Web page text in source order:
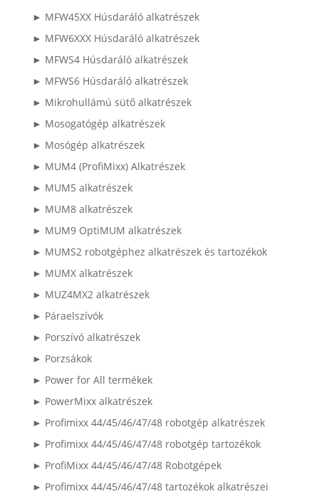
► MFW45XX Húsdaráló alkatrészek
► MFW6XXX Húsdaráló alkatrészek
► MFWS4 Húsdaráló alkatrészek
► MFWS6 Húsdaráló alkatrészek
► Mikrohullámú sütő alkatrészek
► Mosogatógép alkatrészek
► Mosógép alkatrészek
► MUM4 (ProfiMixx) Alkatrészek
► MUM5 alkatrészek
► MUM8 alkatrészek
► MUM9 OptiMUM alkatrészek
► MUMS2 robotgéphez alkatrészek és tartozékok
► MUMX alkatrészek
► MUZ4MX2 alkatrészek
► Páraelszívók
► Porszívó alkatrészek
► Porzsákok
► Power for All termékek
► PowerMixx alkatrészek
► Profimixx 44/45/46/47/48 robotgép alkatrészek
► Profimixx 44/45/46/47/48 robotgép tartozékok
► ProfiMixx 44/45/46/47/48 Robotgépek
► Profimixx 44/45/46/47/48 tartozékok alkatrészei